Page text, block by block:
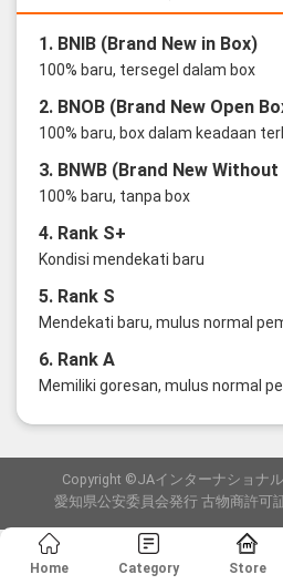
1. BNIB (Brand New in Box)
100% baru, tersegel dalam box
2. BNOB (Brand New Open
100% baru, box dalam keadaan
3. BNWB (Brand New Without
100% baru, tanpa box
4. Rank S+
Kondisi mendekati baru
5. Rank S
Mendekati baru, mulus normal
6. Rank A
Memiliki goresan, mulus normal
Copyright ©JAインターナショナ
愛知県公安委員会発行 古物商許可
Home Category Store